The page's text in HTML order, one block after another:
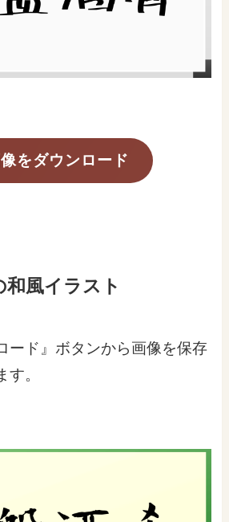
をダウンロード
和風イラスト
ード』ボタンから画像を保存
。